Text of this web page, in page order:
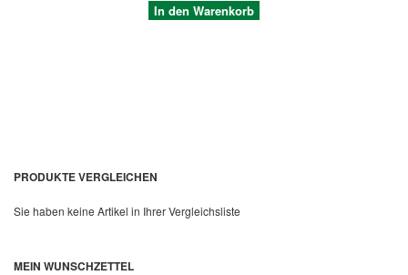
Quickview
In den Warenkorb
PRODUKTE VERGLEICHEN
Sie haben keine Artikel in Ihrer Vergleichsliste
MEIN WUNSCHZETTEL